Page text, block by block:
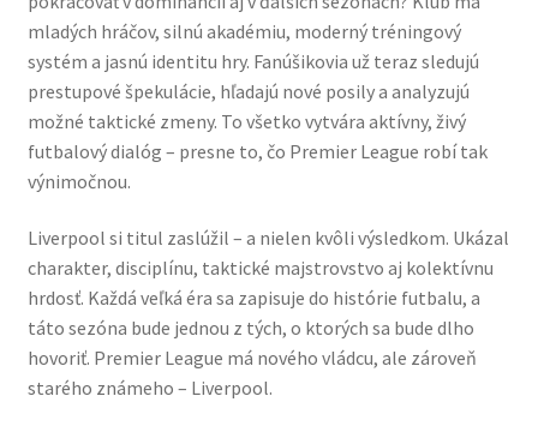
mladých hráčov, silnú akadémiu, moderný tréningový
systém a jasnú identitu hry. Fanúšikovia už teraz sledujú
prestupové špekulácie, hľadajú nové posily a analyzujú
možné taktické zmeny. To všetko vytvára aktívny, živý
futbalový dialóg – presne to, čo Premier League robí tak
výnimočnou.
Liverpool si titul zaslúžil – a nielen kvôli výsledkom. Ukázal
charakter, disciplínu, taktické majstrovstvo aj kolektívnu
hrdosť. Každá veľká éra sa zapisuje do histórie futbalu, a
táto sezóna bude jednou z tých, o ktorých sa bude dlho
hovoriť. Premier League má nového vládcu, ale zároveň
starého známeho – Liverpool.